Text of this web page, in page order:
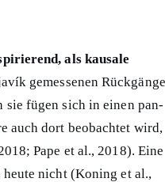
als kausale
gemessenen Rückgänge
sie fügen sich in einen pan-
auch dort beobachtet wird,
Pape et al., 2018). Eine
nicht (Koning et al.,